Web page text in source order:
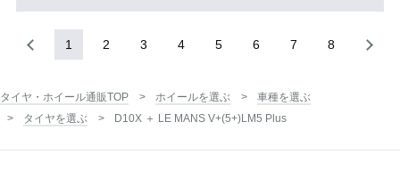
1 2 3 4 5 6 7 8
タイヤ・ホイール通販TOP ホイールを選ぶ
車種を選ぶ
タイヤを選ぶ
D10X ＋ LE MANS V+(5+)LM5 Plus